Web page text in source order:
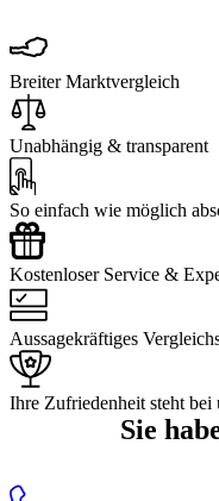
Breiter Marktvergleich
Unabhängig & transparent
So einfach wie möglich
Kostenloser Service &
Aussagekräftiges
Ihre Zufriedenheit steht bei
Sie